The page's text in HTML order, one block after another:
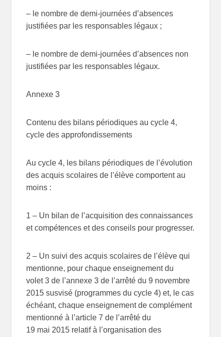
– le nombre de demi-journées d’absences
justifiées par les responsables légaux ;
– le nombre de demi-journées d’absences non
justifiées par les responsables légaux.
Annexe 3
Contenu des bilans périodiques au cycle 4,
cycle des approfondissements
Au cycle 4, les bilans périodiques de l’évolution
des acquis scolaires de l’élève comportent au
moins :
1 – Un bilan de l’acquisition des connaissances
et compétences et des conseils pour progresser.
2 – Un suivi des acquis scolaires de l’élève qui
mentionne, pour chaque enseignement du
volet 3 de l’annexe 3 de l’arrêté du 9 novembre
2015 susvisé (programmes du cycle 4) et, le cas
échéant, chaque enseignement de complément
mentionné à l’article 7 de l’arrêté du
19 mai 2015 relatif à l’organisation des